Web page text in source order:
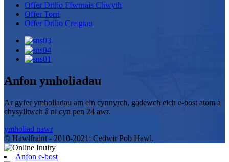
Offer Drilio Ffwrnais Chwyth
Offer Torri
Offer Drilio Creigiau
Anfon ymholiadau
Ar gyfer ymholiadau am ein cynnyrch, gadewch eich e-bost atom a
chysylltwch â ni cyn pen 24 awr.
ymholiad nawr
© Hawlfraint - 2010-2021: Cedwir Pob Hawl.
Anfon e-bost